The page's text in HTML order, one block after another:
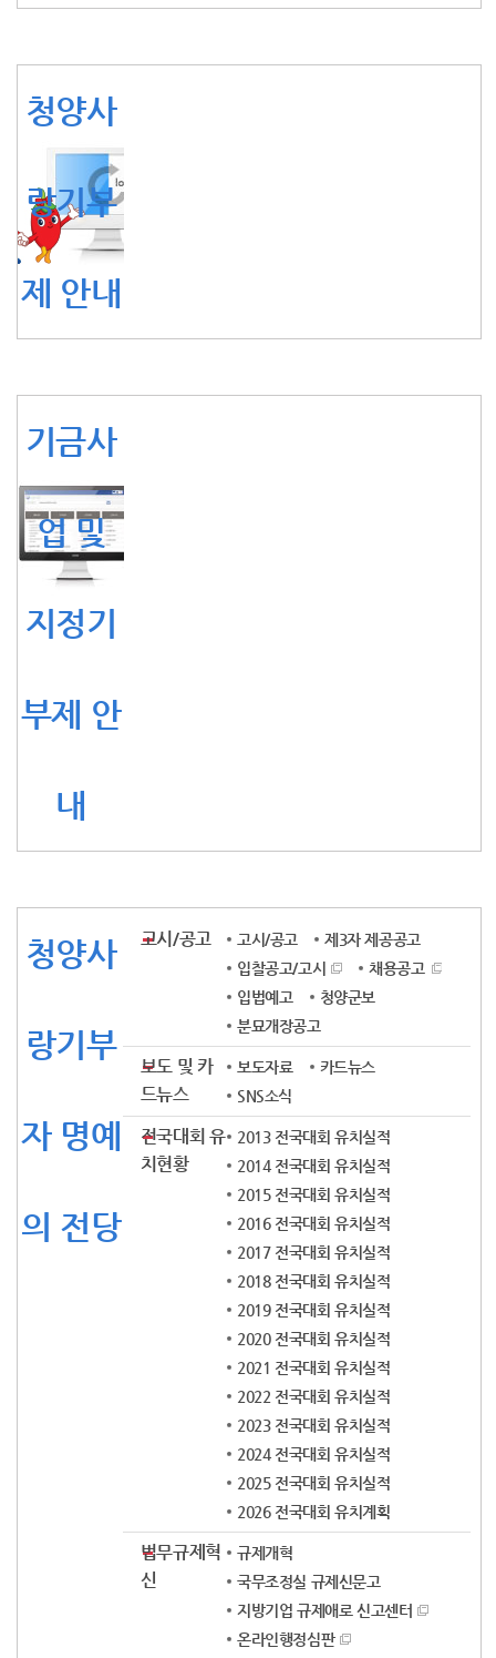
청양사
랑기부
제 안내
기금사
업 및
지정기
부제 안
내
청양사
랑기부
자 명예
의 전당
고시/공고 고시/공고
제3자 제공공고
입찰공고/고시
채용공고
입법예고
청양군보
분묘개장공고
보도 및 카
드뉴스
보도자료
카드뉴스
SNS소식
전국대회 유
치현황
2013 전국대회 유치실적
2014 전국대회 유치실적
2015 전국대회 유치실적
2016 전국대회 유치실적
2017 전국대회 유치실적
2018 전국대회 유치실적
2019 전국대회 유치실적
2020 전국대회 유치실적
2021 전국대회 유치실적
2022 전국대회 유치실적
2023 전국대회 유치실적
2024 전국대회 유치실적
2025 전국대회 유치실적
2026 전국대회 유치계획
법무규제혁
신
규제개혁
국무조정실 규제신문고
지방기업 규제애로 신고센터
온라인행정심판